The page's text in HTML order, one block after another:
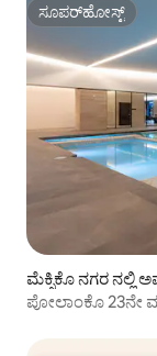
ಸೂಪರ್‌ಹೋಸ್ಟ್
ಸೂಪರ್‌ಹೋಸ್ಟ್
ಮೆಕ್ಸಿಕೊ ನಗರ ನಲ್ಲಿ
ಪೋಲಾಂಕೊ 23ನೇ